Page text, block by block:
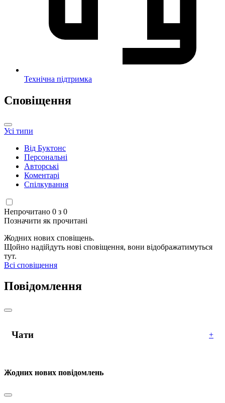
Технічна підтримка
Сповіщення
Усі типи
Від Буктонс
Персональні
Авторські
Коментарі
Спілкування
Непрочитано 0 з 0
Позначити як прочитані
Жодних нових сповіщень.
Щойно надійдуть нові сповіщення, вони відображатимуться
тут.
Всі сповіщення
Повідомлення
Чати +
Жодних нових повідомлень